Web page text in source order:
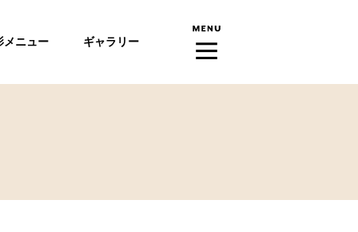
メニュー ギャラリー